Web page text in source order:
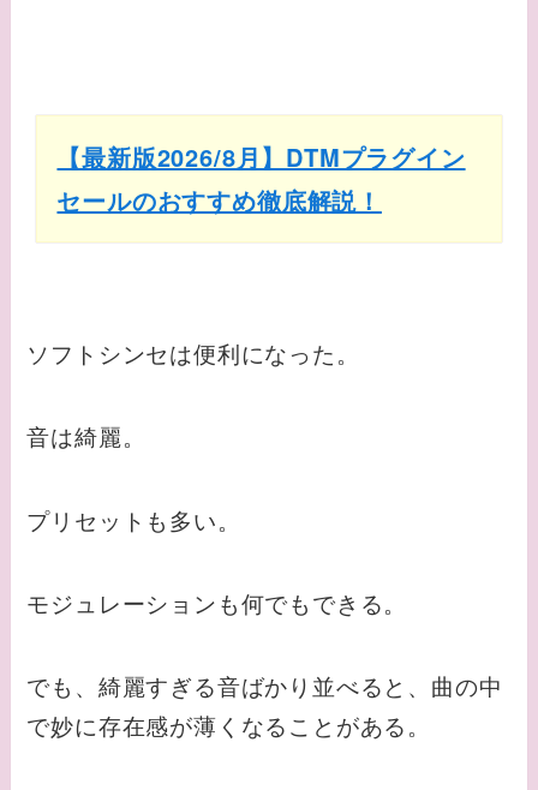
【最新版2026/8月】DTMプラグイン
セールのおすすめ徹底解説！
ソフトシンセは便利になった。
音は綺麗。
プリセットも多い。
モジュレーションも何でもできる。
でも、綺麗すぎる音ばかり並べると、曲の中
で妙に存在感が薄くなることがある。